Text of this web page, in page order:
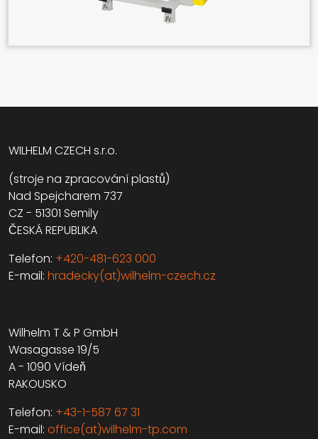
WILHELM CZECH s.r.o.
(stroje na zpracování plastů)
Nad Spejcharem 737
CZ - 51301 Semily
ČESKÁ REPUBLIKA
Telefon: +420-481-623 000
E-mail: hradecky(at)wilhelm-czech.cz
Wilhelm T & P GmbH
Wasagasse 19/5
A - 1090 Vídeň
RAKOUSKO
Telefon: +43-1-587 67 31
E-mail: office(at)wilhelm-tp.com